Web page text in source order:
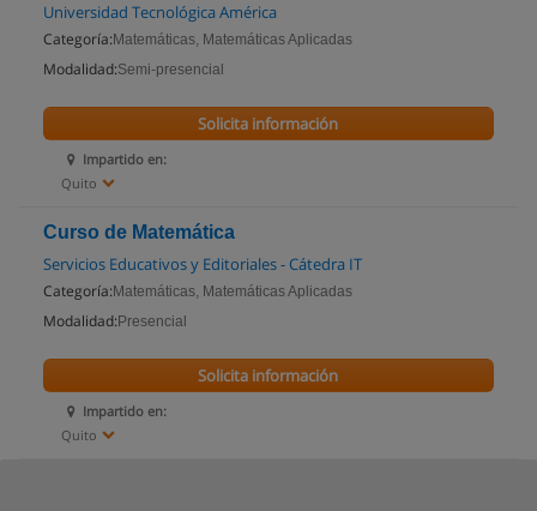
Universidad Tecnológica América
Categoría: Matemáticas, Matemáticas Aplicadas
Modalidad:Semi-presencial
Impartido en:
Quito
Solicita información
Curso de Matemática
Servicios Educativos y Editoriales - Cátedra IT
Categoría: Matemáticas, Matemáticas Aplicadas
Modalidad: Presencial
Impartido en:
Quito
Solicita información